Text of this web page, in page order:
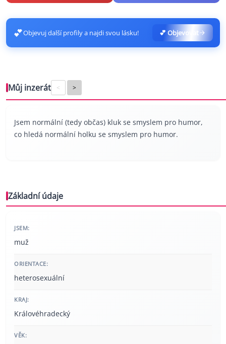
💕Objevuj další profily a najdi svou lásku! 💕 Objevovat
Můj inzerát < >
Jsem normální (tedy občas) kluk se smyslem pro humor,
co hledá normální holku se smyslem pro humor.
Základní údaje
JSEM:
muž
ORIENTACE:
heterosexuální
KRAJ:
Královéhradecký
VĚK: